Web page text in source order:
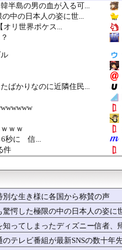
半島の男の血が入る可...
中の日本人の姿に世...
オリ世界ポケス...
ばかりなのに近隣住民...
ｗｗ
6秒に 信...
件
みんな 自分の味方を...
万件を越えて号泣して...
」←これ
提供者「週明け被害...
当？実際にやってみる...
をクリアしてないよう...
な生き様に各国から称賛の声
愕した極限の中の日本人の姿に
ってしまったディズニー信者、
テレビ番組が最新SNSの数十年